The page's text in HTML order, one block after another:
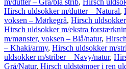
m/dutter – Grå/blå strib, Hirsch
Hirsch uldsokker m/dutter – Natural,
voksen – Mørkegrå, Hirsch
Hirsch uldsokker m/ekstra
m/mønster, voksen – Blå/natur,
– Khaki/army, Hirsch uldsokker m/
uldsokker m/striber – Navy/natur,
Grå/Natur, Hirsch uldstømper i ren